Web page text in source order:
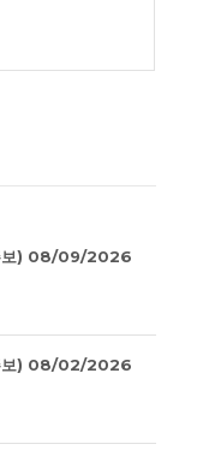
보) 08/09/2026
보) 08/02/2026